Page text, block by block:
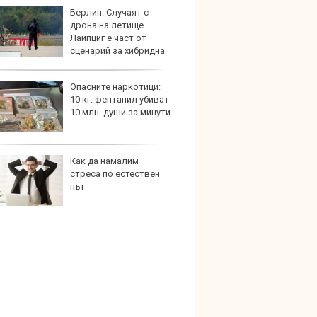
Берлин: Случаят с
дрона на летище
Лайпциг е част от
сценарий за хибридна
Опасните наркотици:
10 кг. фентанил убиват
10 млн. души за минути
Как да намалим
стреса по естествен
път